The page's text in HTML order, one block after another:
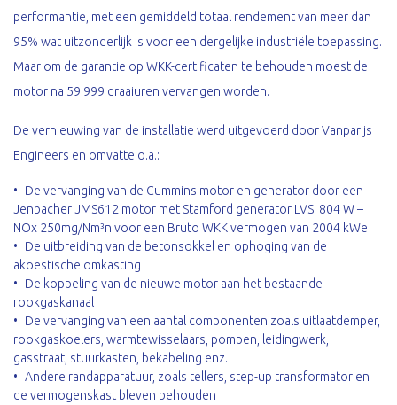
performantie, met een gemiddeld totaal rendement van meer dan
95% wat uitzonderlijk is voor een dergelijke industriële toepassing.
Maar om de garantie op WKK-certificaten te behouden moest de
motor na 59.999 draaiuren vervangen worden.
De vernieuwing van de installatie werd uitgevoerd door Vanparijs
Engineers en omvatte o.a.:
De vervanging van de Cummins motor en generator door een
Jenbacher JMS612 motor met Stamford generator LVSI 804 W –
NOx 250mg/Nm³n voor een Bruto WKK vermogen van 2004 kWe
De uitbreiding van de betonsokkel en ophoging van de
akoestische omkasting
De koppeling van de nieuwe motor aan het bestaande
rookgaskanaal
De vervanging van een aantal componenten zoals uitlaatdemper,
rookgaskoelers, warmtewisselaars, pompen, leidingwerk,
gasstraat, stuurkasten, bekabeling enz.
Andere randapparatuur, zoals tellers, step-up transformator en
de vermogenskast bleven behouden